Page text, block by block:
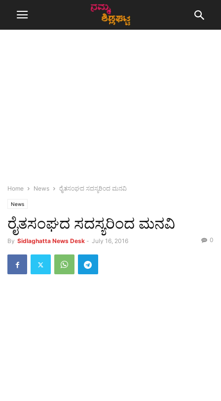
Home News ರೈತಸಂಘದ ಸದಸ್ಯರಿಂದ ಮನವಿ
News
ರೈತಸಂಘದ ಸದಸ್ಯರಿಂದ ಮನವಿ
By Sidlaghatta News Desk - July 16, 2016 0